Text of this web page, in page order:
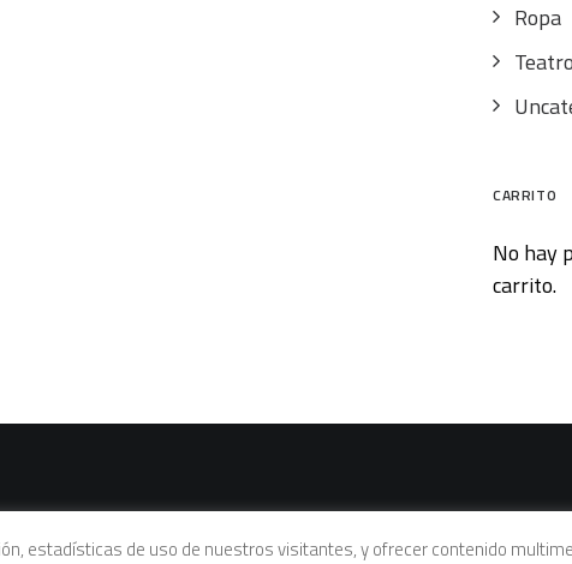
Ropa
Teatro
CARRITO
No hay
carrito.
|Condiciones legales de venta
estadísticas de uso de nuestros visitantes, y ofrecer contenido